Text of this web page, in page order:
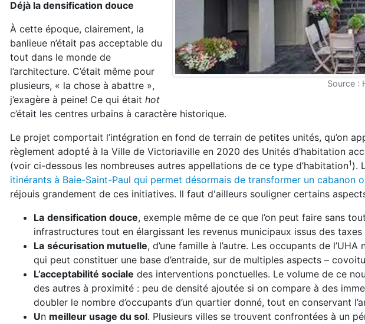
Source :
Déjà la densification douce
À cette époque, clairement, la
banlieue n’était pas acceptable du
tout dans le monde de
l’architecture. C’était même pour
plusieurs, « la chose à abattre »,
j’exagère à peine! Ce qui était hot
c’était les centres urbains à caractère historique.
Le projet comportait l’intégration en fond de terrain de petites unités, qu’on
règlement adopté à la Ville de Victoriaville en 2020 des Unités d’habitation
(voir ci-dessous les nombreuses autres appellations de ce type d’habitation1 ).
itinérants à Baie-Saint-Paul qui permet désormais de transformer un cabanon
réjouis grandement de ces initiatives. Il faut d'ailleurs souligner certains
La densification douce, exemple même de ce que l’on peut faire sans
infrastructures tout en élargissant les revenus municipaux issus des taxes
La sécurisation mutuelle, d’une famille à l’autre. Les occupants de
qui peut constituer une base d’entraide, sur de multiples aspects –
L’acceptabilité sociale des interventions ponctuelles. Le volume de ce
des autres à proximité : peu de densité ajoutée si on compare à des
doubler le nombre d’occupants d’un quartier donné, tout en conservant
Un meilleur usage du sol. Plusieurs villes se trouvent confrontées à un